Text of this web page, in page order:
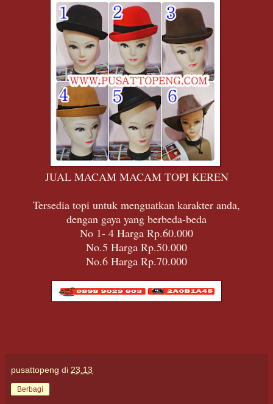
JUAL MACAM MACAM TOPI KEREN
Tersedia topi untuk menguatkan karakter anda,
dengan gaya yang berbeda-beda
No 1- 4 Harga Rp.60.000
No.5 Harga Rp.50.000
No.6 Harga Rp.70.000
pusattopeng di 23.13
Berbagi